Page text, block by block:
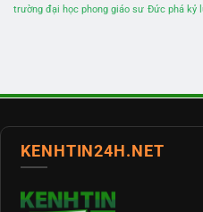
trường đại học phong giáo sư Đức phá kỷ
KENHTIN24H.NET